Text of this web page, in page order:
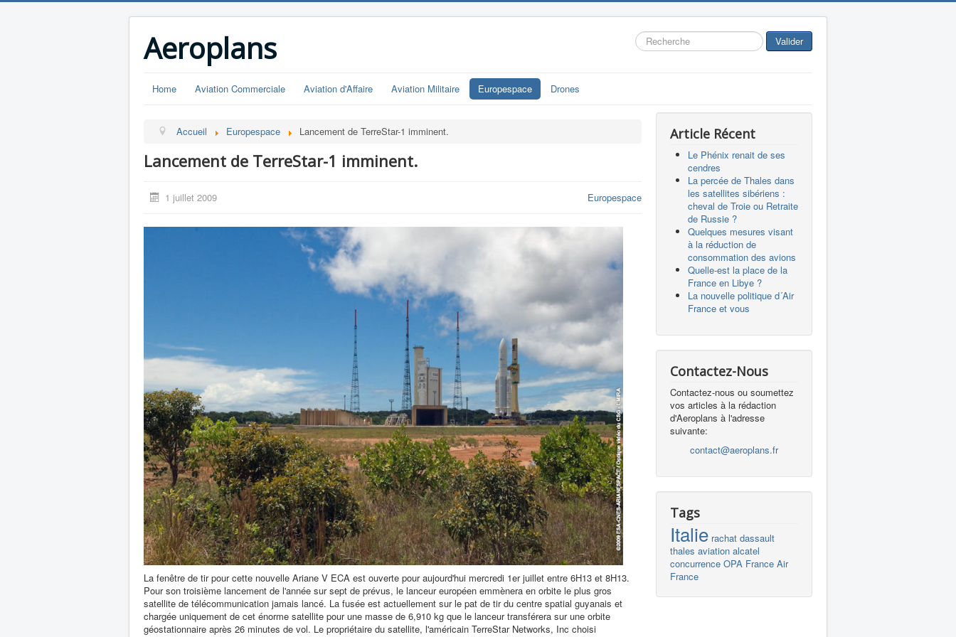
Aeroplans Rechercher Valider
Home Aviation Commerciale Aviation d'Affaire Aviation Militaire Europespace Drones
Accueil Europespace Lancement de TerreStar-1 imminent.
Lancement de TerreStar-1 imminent.
1 juillet 2009 Europespace
La fenêtre de tir pour cette nouvelle Ariane V ECA est ouverte pour aujourd'hui mercredi 1er juillet entre 6H13 et 8H13.
Pour son troisième lancement de l'année sur sept de prévus, le lanceur européen emmènera en orbite le plus gros
satellite de télécommunication jamais lancé. La fusée est actuellement sur le pat de tir du centre spatial guyanais et
chargée uniquement de cet énorme satellite pour une masse de 6,910 kg que le lanceur transférera sur une orbite
géostationnaire après 26 minutes de vol. Le propriétaire du satellite, l'américain TerreStar Networks, Inc choisi
Article Récent
Le Phénix renait de ses
cendres
La percée de Thales dans
les satellites sibériens :
cheval de Troie ou Retraite
de Russie ?
Quelques mesures visant
à la réduction de
consommation des avions
Quelle-est la place de la
France en Libye ?
La nouvelle politique d´Air
France et vous
Contactez-Nous
Contactez-nous ou soumettez
vos articles à la rédaction
d'Aeroplans à l'adresse
suivante:
contact@aeroplans.fr
Tags
Italie rachat dassault
thales aviation alcatel
concurrence OPA France Air
France